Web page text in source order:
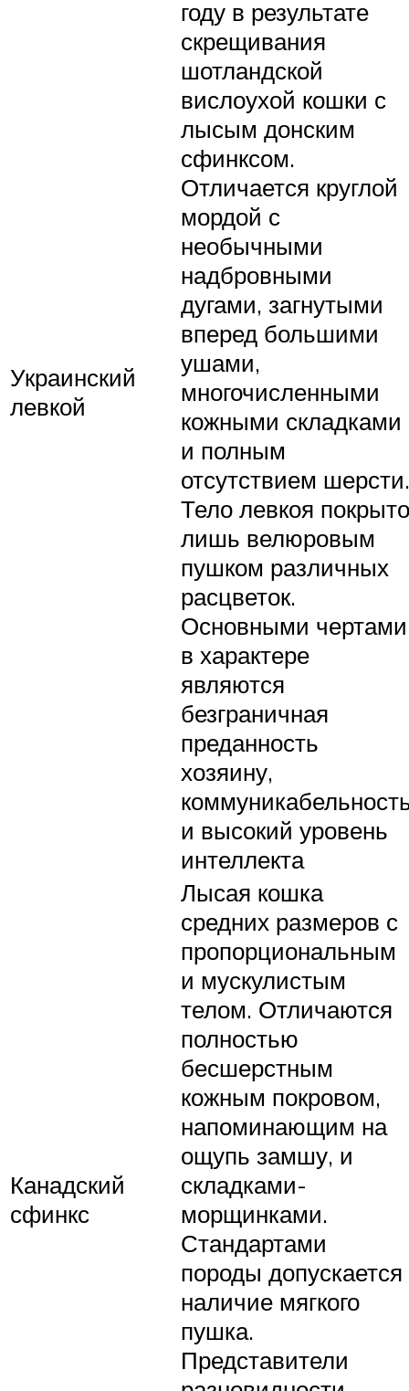
Украинский
левкой
году в результате
скрещивания
шотландской
вислоухой кошки с
лысым донским
сфинксом.
Отличается круглой
мордой с
необычными
надбровными
дугами, загнутыми
вперед большими
ушами,
многочисленными
кожными складками
и полным
отсутствием шерсти.
Тело левкоя покрыто
лишь велюровым
пушком различных
расцветок.
Основными чертами
в характере
являются
безграничная
преданность
хозяину,
и высокий уровень
интеллекта
Канадский
сфинкс
Лысая кошка
средних размеров с
пропорциональным
и мускулистым
телом. Отличаются
полностью
бесшерстным
кожным покровом,
напоминающим на
ощупь замшу, и
складками-
морщинками.
Стандартами
породы допускается
наличие мягкого
пушка.
Представители